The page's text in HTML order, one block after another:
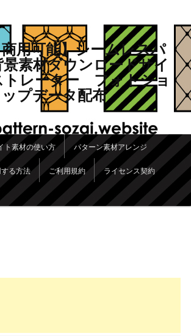
用可能】シームレスパ
素材ダウンロードサイ
トレーター フォトショ
ップデータ配布
ツへ移動
へ移動
ト素材の使い方 パターン素材アレンジ
る方法 ご利用規約 ライセンス契約